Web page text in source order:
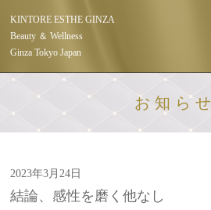
KINTORE ESTHE GINZA
Beauty ＆ Wellness
Ginza Tokyo Japan
お知らせ
2023年3月24日
結論、感性を磨く他なし